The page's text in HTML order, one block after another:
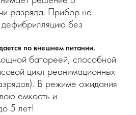
разряда. Прибор не
дефибрилляцию без
по внешнем питании.
батареей, способной
цикл реанимационных
В режиме ожидания
емкость и
5 лет!